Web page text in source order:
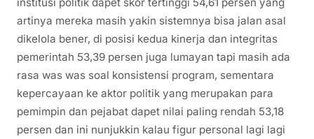
institusi politik dapet skor tertinggi 54,61 persen yang
artinya mereka masih yakin sistemnya bisa jalan asal
dikelola bener, di posisi kedua kinerja dan integritas
pemerintah 53,39 persen juga lumayan tapi masih ada
rasa was was soal konsistensi program, sementara
kepercayaan ke aktor politik yang merupakan para
pemimpin dan pejabat dapet nilai paling rendah 53,18
persen dan ini nunjukkin kalau figur personal lagi lagi